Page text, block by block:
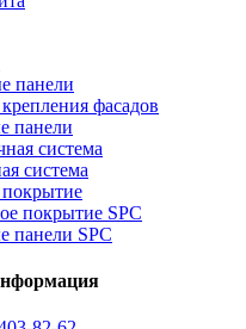
панели
фасадов
панели
система
система
покрытие SPC
панели SPC